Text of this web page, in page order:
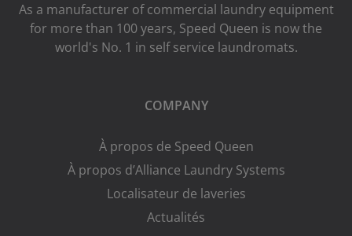
As a manufacturer of commercial laundry equipment
for more than 100 years, Speed ​​Queen is now the
world's No. 1 in self service laundromats.
COMPANY
À propos de Speed Queen
À propos d’Alliance Laundry Systems
Localisateur de laveries
Actualités